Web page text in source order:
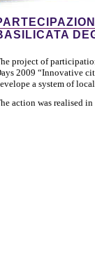
project of
2009 “Innovative
a system of
action was realised